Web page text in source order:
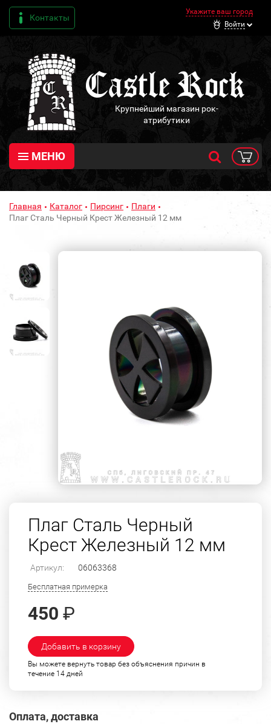
Контакты
Укажите ваш город
Войти
Крупнейший магазин рок-
атрибутики
МЕНЮ
Главная Каталог Пирсинг
Плаги
Плаг Сталь Черный Крест Железный 12 мм
Плаг Сталь Черный
Крест Железный 12 мм
Артикул: 06063368
Бесплатная примерка
450 ₽
Добавить в корзину
Вы можете вернуть товар без объяснения причин в
течение 14 дней
Оплата, доставка